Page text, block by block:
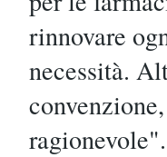
rinnovare
necessità.
ragionevole".